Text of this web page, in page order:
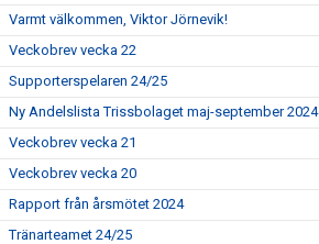
Varmt välkommen, Viktor Jörnevik!
Veckobrev vecka 22
Supporterspelaren 24/25
Ny Andelslista Trissbolaget maj-september 2024
Veckobrev vecka 21
Veckobrev vecka 20
Rapport från årsmötet 2024
Tränarteamet 24/25